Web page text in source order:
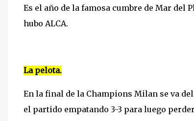
Es el año de la famosa cumbre de Mar del
hubo ALCA.
La pelota.
En la final de la Champions Milan se va
el partido empatando 3-3 para luego